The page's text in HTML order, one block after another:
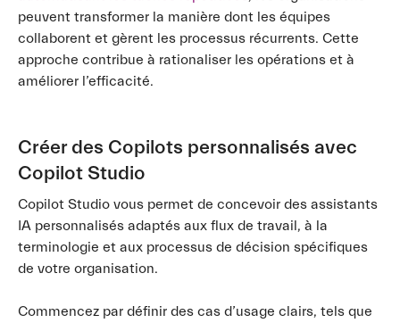
peuvent transformer la manière dont les équipes
collaborent et gèrent les processus récurrents. Cette
approche contribue à rationaliser les opérations et à
améliorer l’efficacité.
Créer des Copilots personnalisés avec
Copilot Studio
Copilot Studio vous permet de concevoir des assistants
IA personnalisés adaptés aux flux de travail, à la
terminologie et aux processus de décision spécifiques
de votre organisation.
Commencez par définir des cas d’usage clairs, tels que